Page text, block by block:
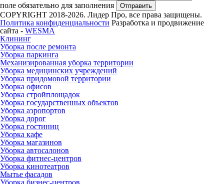
поле обязательно для заполнения
Отправить
COPYRIGHT 2018-2026. Лидер Про, все права защищены.
Политика конфиденциальности Разработка и продвижение
сайта - WESMA
Клининг
Уборка после ремонта
Уборка паркинга
Механизированная уборка территории
Уборка медицинских учреждений
Уборка придомовой территории
Уборка офисов
Уборка стройплощадок
Уборка государственных объектов
Уборка аэропортов
Уборка дорог
Уборка гостиниц
Уборка кафе
Уборка магазинов
Уборка автосалонов
Уборка фитнес-центров
Уборка кинотеатров
Мытье фасадов
Уборка бизнес-центров